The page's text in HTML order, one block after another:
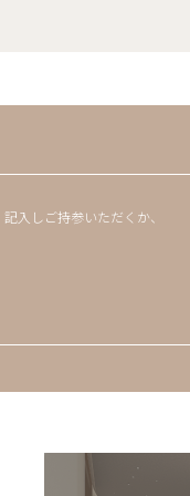
入しご持参いただくか、